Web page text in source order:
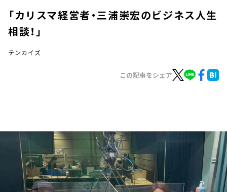
お知らせ
イベント・グッズ
YouTube
会社情報
「カリスマ経営者・三浦崇宏のビジネス人生
相談！」
テンカイズ
この記事をシェア